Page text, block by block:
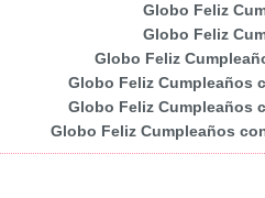
Globo Feliz
Globo Feliz
Globo Feliz
Globo Feliz Cumpleaños
Globo Feliz Cumpleaños
Globo Feliz Cumpleaños